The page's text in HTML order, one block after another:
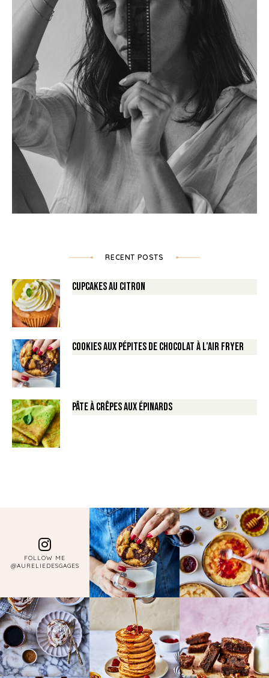
RECENT POSTS
Cupcakes au Citron
Cookies aux pépites de Chocolat à l’air fryer
Pâte à crêpes aux épinards
FOLLOW ME
@AURELIEDESGAGES